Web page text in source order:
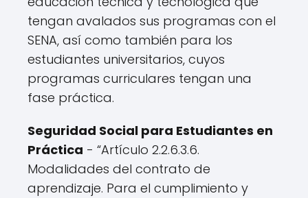
tengan avalados sus programas con el
SENA, así como también para los
estudiantes universitarios, cuyos
programas curriculares tengan una
fase práctica.
Seguridad Social para Estudiantes en
Práctica - “Artículo 2.2.6.3.6.
Modalidades del contrato de
aprendizaje. Para el cumplimiento y